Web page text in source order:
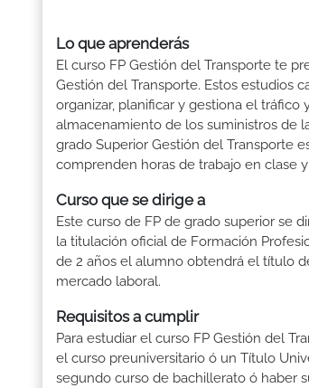
Lo que aprenderás
El curso FP Gestión del Transporte te
Gestión del Transporte. Estos estudios
organizar, planificar y gestiona el
almacenamiento de los suministros de
grado Superior Gestión del Transporte
comprenden horas de trabajo en clase
Curso que se dirige a
Este curso de FP de grado superior se
la titulación oficial de Formación
de 2 años el alumno obtendrá el título
mercado laboral.
Requisitos a cumplir
Para estudiar el curso FP Gestión del
el curso preuniversitario ó un Título
segundo curso de bachillerato ó haber